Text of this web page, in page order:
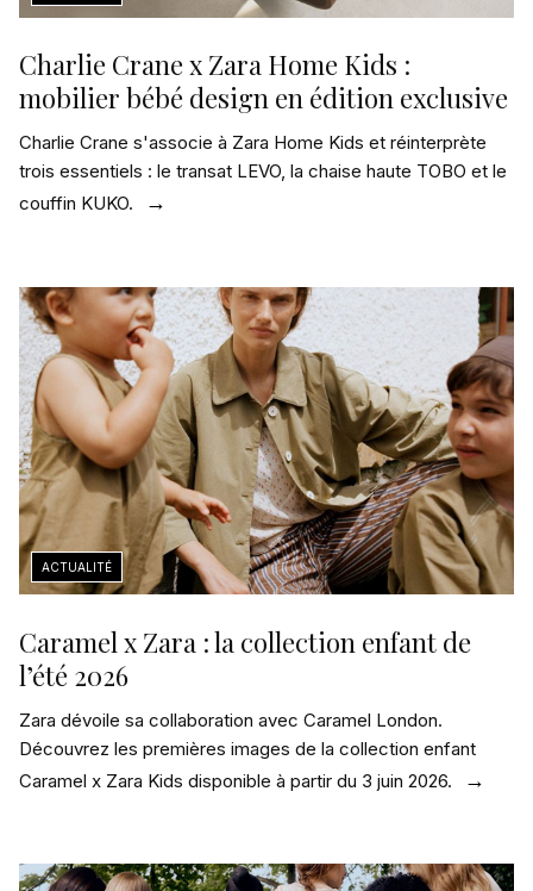
Charlie Crane x Zara Home Kids :
mobilier bébé design en édition exclusive
Charlie Crane s'associe à Zara Home Kids et réinterprète
trois essentiels : le transat LEVO, la chaise haute TOBO et le
couffin KUKO.
Caramel x Zara : la collection enfant de
l’été 2026
Zara dévoile sa collaboration avec Caramel London.
Découvrez les premières images de la collection enfant
Caramel x Zara Kids disponible à partir du 3 juin 2026.